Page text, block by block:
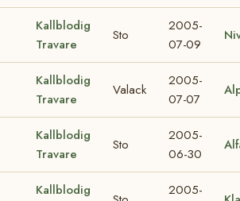
Kallblodig
Travare
Sto
2005-
07-09
Kallblodig
Travare
Valack
2005-
07-07
Kallblodig
Travare
Sto
2005-
06-30
Kallblodig
2005-